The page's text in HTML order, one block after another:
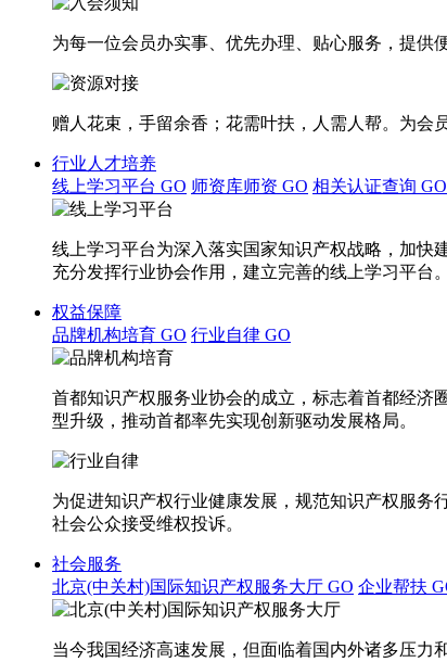
为每一位会员办实事、优先办理、贴心服务，提供
赠人花束，手留余香；花需叶扶，人需人帮。为会
行业人才培养
线上学习平台 GO 师资库师资 GO 相关认证查询 GO
线上学习平台为深入落实国家知识产权战略，加快
充分发挥行业协会作用，建立完善的线上学习平台。
权益保障
品牌机构培育 GO 行业自律 GO
首都知识产权服务业协会的成立，标志着首都经济
型升级，推动首都率先实现创新驱动发展格局。
为促进知识产权行业健康发展，规范知识产权服
社会公众接受维权投诉。
社会服务
北京(中关村)国际知识产权服务大厅 GO 企业帮扶
当今我国经济高速发展，但面临着国内外诸多压力